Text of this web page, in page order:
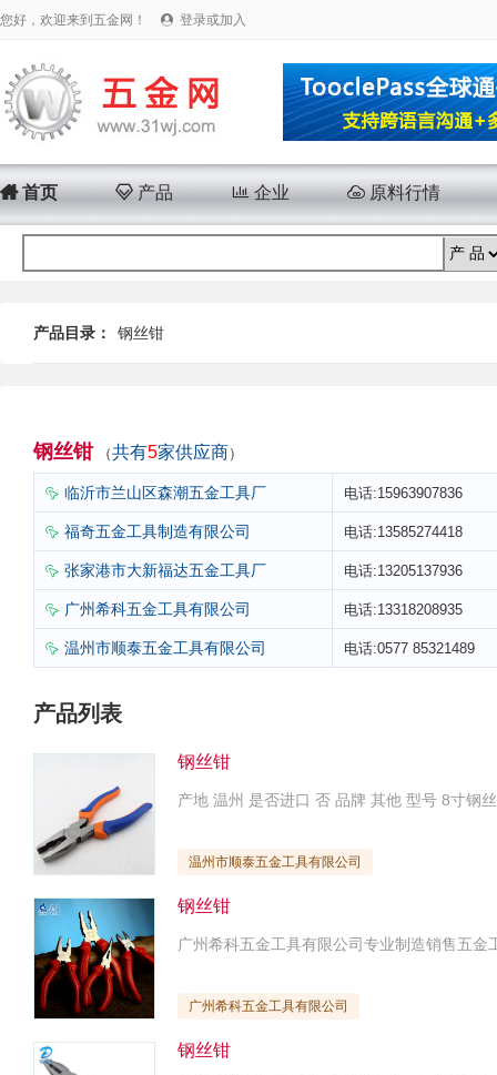
您好，欢迎来到五金网！  登录或加入
首页 产品 企业 原料行情
产品目录： 钢丝钳
钢丝钳（共有5家供应商）
 临沂市兰山区森潮五金工具厂 电话:15963907836
 福奇五金工具制造有限公司 电话:13585274418
 张家港市大新福达五金工具厂 电话:13205137936
 广州希科五金工具有限公司 电话:13318208935
 温州市顺泰五金工具有限公司 电话:0577 85321489
产品列表
钢丝钳
温州市顺泰五金工具有限公司
钢丝钳
广州希科五金工具有限公司
钢丝钳